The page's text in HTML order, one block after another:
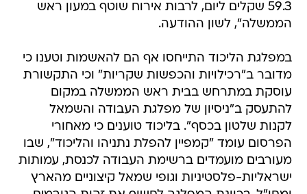
59.3 שקלים ליום, לרבות אירוח שוטף במעון ראש
הממשלה", לשון ההודעה.
במפלגת הליכוד התייחסו אף הם להאשמות וטענו כי
מדובר ב"רכילויות והכפשות שקריות" וכי התקשורת
עוסקת במתרחש בבית ראש הממשלה במקום
להתעסק ב"ניסיון של מפלגת העבודה והשמאל
לקנות שלטון בכסף". בליכוד טוענים כי מאחורי
הפרסום עומד "קמפיין להפלת נתניהו והליכוד", שבו
מעורבים מועמדים ברשימת העבודה לכנסת, עמותות
ישראליות-פלסטיניות וגופי שמאל קיצוניים מהארץ